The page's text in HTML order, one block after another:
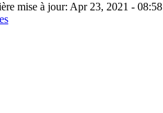
mise à jour: Apr 23, 2021 - 08:58